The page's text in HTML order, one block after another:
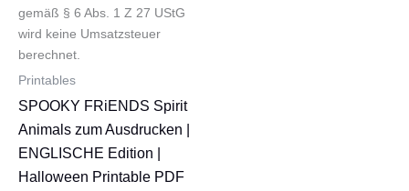
gemäß § 6 Abs. 1 Z 27 UStG
wird keine Umsatzsteuer
berechnet.
Printables
SPOOKY FRiENDS Spirit
Animals zum Ausdrucken |
ENGLISCHE Edition |
Halloween Printable PDF